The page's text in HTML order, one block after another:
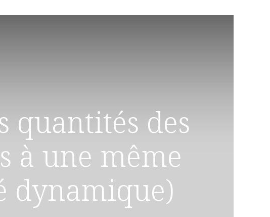
quantités des
à une même
dynamique)